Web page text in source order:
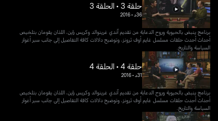
حلقة 3 • الحلقة 3
36د •
2016
برنامج ينبض بالحيوية وروح الدعابة من تقديم آندي غرينوالد وكريس راين، اللذان يقومان بتلخيص
أحداث أحدث حلقات مسلسل غايم أوف ثرونز، وتوضيح دلالات كافة التفاصيل إلى جانب سبر أغوار
السياسة والتاريخ.
حلقة 4 • الحلقة 4
31د •
2016
برنامج ينبض بالحيوية وروح الدعابة من تقديم آندي غرينوالد وكريس راين، اللذان يقومان بتلخيص
أحداث أحدث حلقات مسلسل غايم أوف ثرونز، وتوضيح دلالات كافة التفاصيل إلى جانب سبر أغوار
السياسة والتاريخ.